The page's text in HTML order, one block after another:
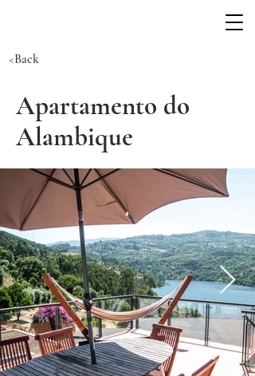
<Back
Apartamento do
Alambique